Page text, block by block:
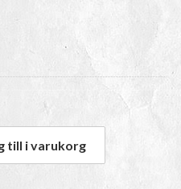
| 732 Parade mängd
till i varukorg